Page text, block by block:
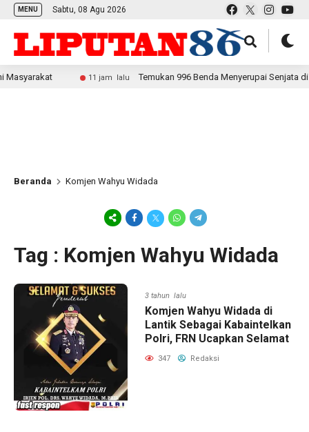
MENU Sabtu, 08 Agu 2026
11 jam lalu Temukan 996 Benda Menyerupai Senjata di
Beranda Komjen Wahyu Widada
Tag : Komjen Wahyu Widada
3 tahun lalu
Komjen Wahyu Widada di
Lantik Sebagai Kabaintelkan
Polri, FRN Ucapkan Selamat
347 Redaksi